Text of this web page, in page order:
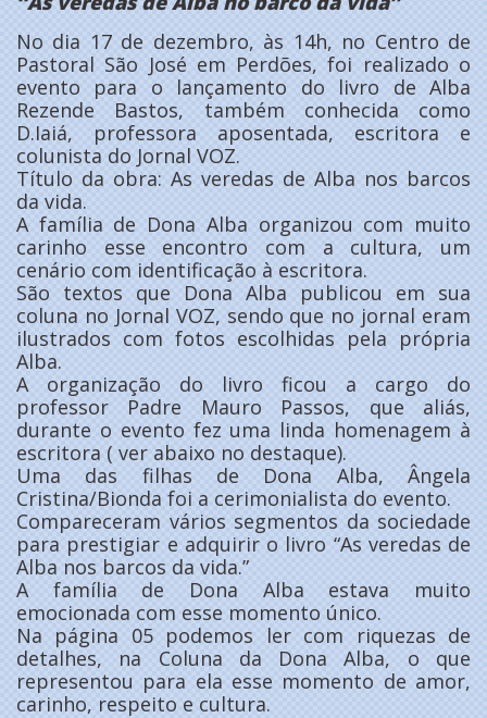
No dia 17 de dezembro, às 14h, no Centro de
Pastoral São José em Perdões, foi realizado o
evento para o lançamento do livro de Alba
Rezende Bastos, também conhecida como
D.Iaiá, professora aposentada, escritora e
colunista do Jornal VOZ.
Título da obra: As veredas de Alba nos barcos
da vida.
A família de Dona Alba organizou com muito
carinho esse encontro com a cultura, um
cenário com identificação à escritora.
São textos que Dona Alba publicou em sua
coluna no Jornal VOZ, sendo que no jornal eram
ilustrados com fotos escolhidas pela própria
Alba.
A organização do livro ficou a cargo do
professor Padre Mauro Passos, que aliás,
durante o evento fez uma linda homenagem à
escritora ( ver abaixo no destaque).
Uma das filhas de Dona Alba, Ângela
Cristina/Bionda foi a cerimonialista do evento.
Compareceram vários segmentos da sociedade
para prestigiar e adquirir o livro “As veredas de
Alba nos barcos da vida.”
A família de Dona Alba estava muito
emocionada com esse momento único.
Na página 05 podemos ler com riquezas de
detalhes, na Coluna da Dona Alba, o que
representou para ela esse momento de amor,
carinho, respeito e cultura.